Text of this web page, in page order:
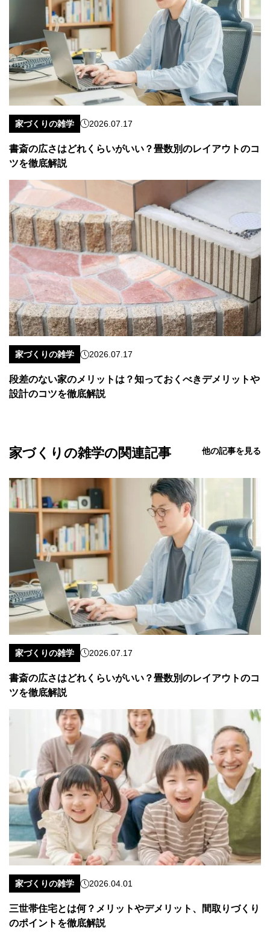
家づくりの雑学 2026.07.17
書斎の広さはどれくらいがいい？畳数別のレイアウトのコ
ツを徹底解説
家づくりの雑学 2026.07.17
段差のない家のメリットは？知っておくべきデメリットや
設計のコツを徹底解説
家づくりの雑学の関連記事 他の記事を見る
家づくりの雑学 2026.07.17
書斎の広さはどれくらいがいい？畳数別のレイアウトのコ
ツを徹底解説
家づくりの雑学 2026.04.01
三世帯住宅とは何？メリットやデメリット、間取りづくり
のポイントを徹底解説